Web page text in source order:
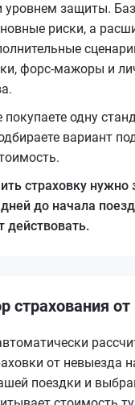
уровнем защиты.
риски, а
форс-мажоры и
одну
вариант
страховку нужно
до начала
действовать.
страхования
от невыезда
поездки и